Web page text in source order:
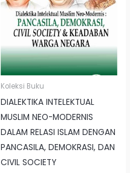
Koleksi Buku
DIALEKTIKA INTELEKTUAL
MUSLIM NEO-MODERNIS
DALAM RELASI ISLAM DENGAN
PANCASILA, DEMOKRASI, DAN
CIVIL SOCIETY